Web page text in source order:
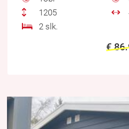
1205
2 slk.
€